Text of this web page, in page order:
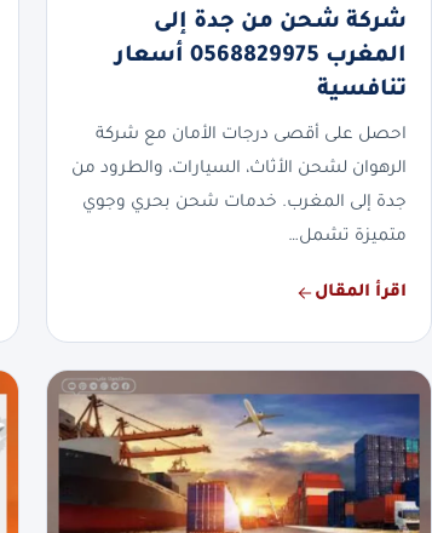
شركة شحن من جدة إلى
المغرب 0568829975 أسعار
تنافسية
احصل على أقصى درجات الأمان مع شركة
الرهوان لشحن الأثاث، السيارات، والطرود من
جدة إلى المغرب. خدمات شحن بحري وجوي
متميزة تشمل…
اقرأ المقال